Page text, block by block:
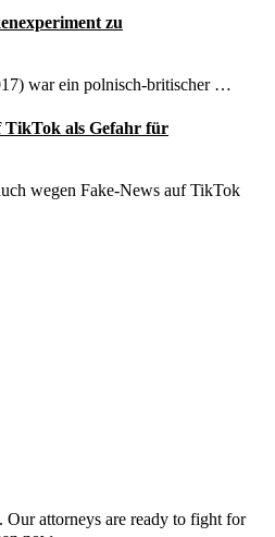
zu
war ein polnisch-britischer …
TikTok als Gefahr für
wegen Fake-News auf TikTok
attorneys are ready to fight for